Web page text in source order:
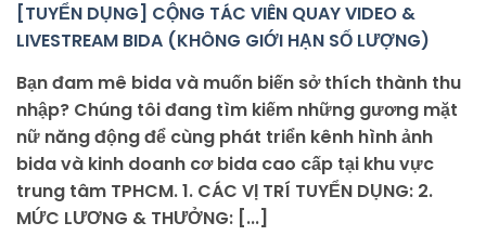
[TUYỂN DỤNG] CỘNG TÁC VIÊN QUAY VIDEO &
LIVESTREAM BIDA (KHÔNG GIỚI HẠN SỐ LƯỢNG)
Bạn đam mê bida và muốn biến sở thích thành thu
nhập? Chúng tôi đang tìm kiếm những gương mặt
nữ năng động để cùng phát triển kênh hình ảnh
bida và kinh doanh cơ bida cao cấp tại khu vực
trung tâm TPHCM. 1. CÁC VỊ TRÍ TUYỂN DỤNG: 2.
MỨC LƯƠNG & THƯỞNG: [...]